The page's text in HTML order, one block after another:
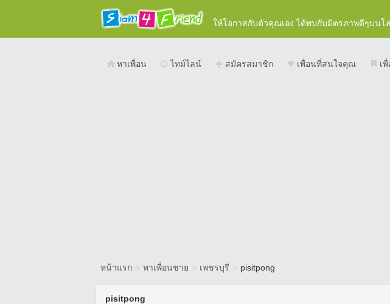
ให้โอกาสกับตัวคุณเอง ได้พบกับมิตรภาพดีๆบนโ
หาเพื่อน ไทม์ไลน์ สมัครสมาชิก เพื่อนที่สนใจคุณ เ
หน้าแรก > หาเพื่อนชาย > เพชรบุรี > pisitpong
pisitpong